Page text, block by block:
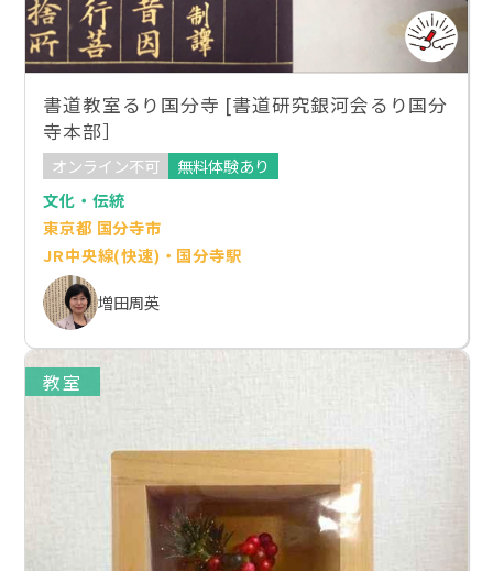
書道教室るり国分寺 [書道研究銀河会るり国分
寺本部］
オンライン不可
無料体験あり
文化・伝統
東京都 国分寺市
JR中央線(快速)・国分寺駅
増田周英
教室